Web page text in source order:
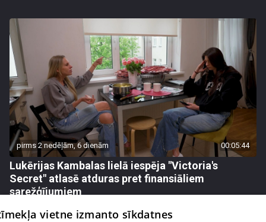
pirms 2 nedēļām, 6 dienām 00:05:44
Lukērijas Kambalas lielā iespēja "Victoria's
Secret" atlasē atduras pret finansiāliem
sarežģījumiem
vietne izmanto sīkdatnes